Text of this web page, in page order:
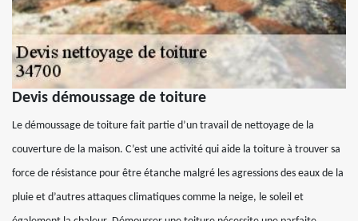
Devis démoussage de toiture
Le démoussage de toiture fait partie d’un travail de nettoyage de la
couverture de la maison. C’est une activité qui aide la toiture à trouver sa
force de résistance pour être étanche malgré les agressions des eaux de la
pluie et d’autres attaques climatiques comme la neige, le soleil et